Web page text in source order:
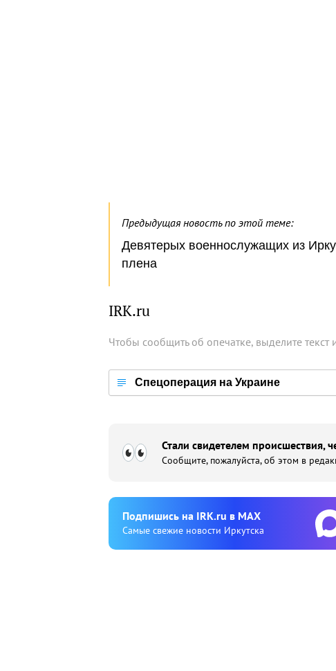
Предыдущая новость по этой теме:
Девятерых военнослужащих из
плена
IRK.ru
Чтобы сообщить об опечатке, выделите текст
Спецоперация на Украине
Стали свидетелем происшествия,
Сообщите, пожалуйста, об этом в
Подпишиcь на IRK.ru в MAX
Cамые свежие новости Иркутска